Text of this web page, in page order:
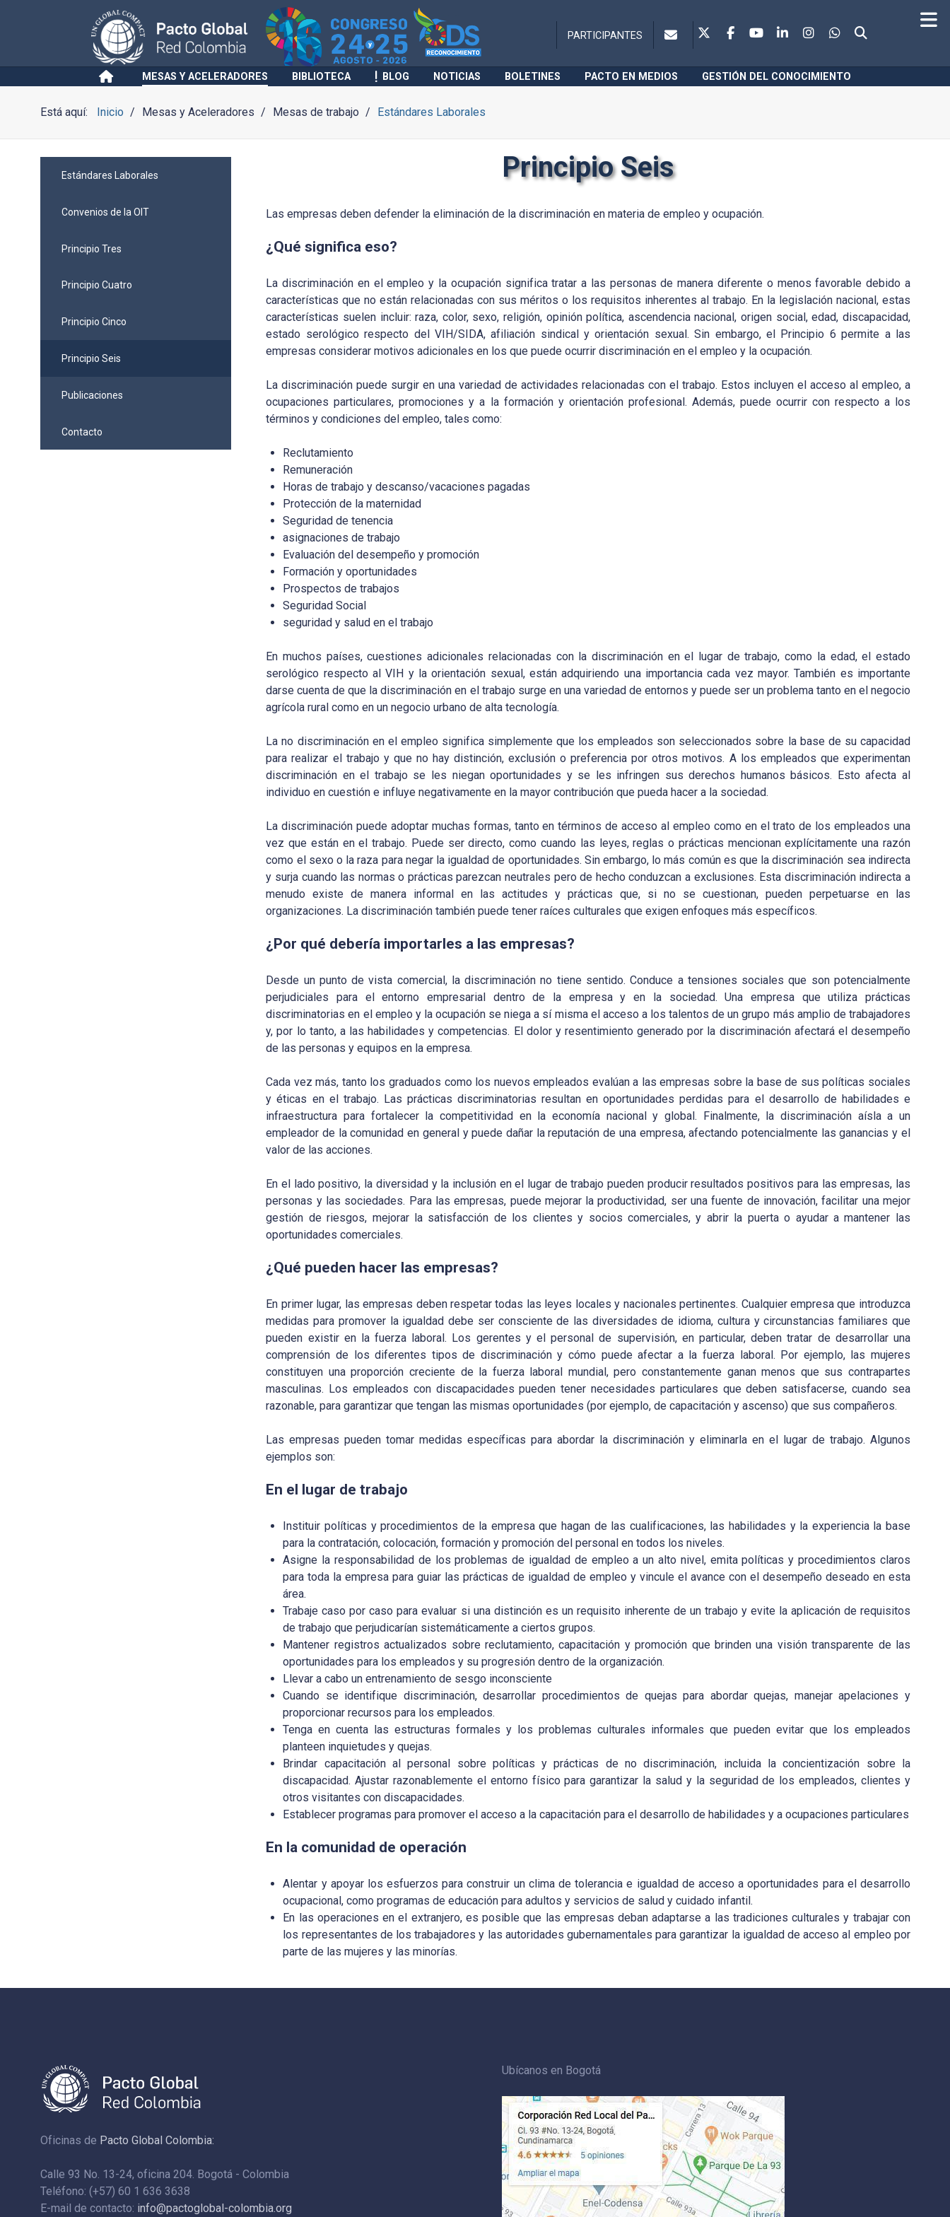
PARTICIPANTES
MESAS Y ACELERADORES BIBLIOTECA BLOG NOTICIAS BOLETINES PACTO EN MEDIOS GESTIÓN DEL CONOCIMIENTO
Está aquí: Inicio Mesas y Aceleradores Mesas de trabajo Estándares Laborales
Estándares Laborales
Convenios de la OIT
Principio Tres
Principio Cuatro
Principio Cinco
Principio Seis
Publicaciones
Contacto
Principio Seis
Las empresas deben defender la eliminación de la discriminación en materia de empleo y ocupación.
¿Qué significa eso?
La discriminación en el empleo y la ocupación significa tratar a las personas de manera diferente o menos favorable debido a
características que no están relacionadas con sus méritos o los requisitos inherentes al trabajo. En la legislación nacional, estas
características suelen incluir: raza, color, sexo, religión, opinión política, ascendencia nacional, origen social, edad, discapacidad,
estado serológico respecto del VIH/SIDA, afiliación sindical y orientación sexual. Sin embargo, el Principio 6 permite a las
empresas considerar motivos adicionales en los que puede ocurrir discriminación en el empleo y la ocupación.
La discriminación puede surgir en una variedad de actividades relacionadas con el trabajo. Estos incluyen el acceso al empleo, a
ocupaciones particulares, promociones y a la formación y orientación profesional. Además, puede ocurrir con respecto a los
términos y condiciones del empleo, tales como:
Reclutamiento
Remuneración
Horas de trabajo y descanso/vacaciones pagadas
Protección de la maternidad
Seguridad de tenencia
asignaciones de trabajo
Evaluación del desempeño y promoción
Formación y oportunidades
Prospectos de trabajos
Seguridad Social
seguridad y salud en el trabajo
En muchos países, cuestiones adicionales relacionadas con la discriminación en el lugar de trabajo, como la edad, el estado
serológico respecto al VIH y la orientación sexual, están adquiriendo una importancia cada vez mayor. También es importante
darse cuenta de que la discriminación en el trabajo surge en una variedad de entornos y puede ser un problema tanto en el negocio
agrícola rural como en un negocio urbano de alta tecnología.
La no discriminación en el empleo significa simplemente que los empleados son seleccionados sobre la base de su capacidad
para realizar el trabajo y que no hay distinción, exclusión o preferencia por otros motivos. A los empleados que experimentan
discriminación en el trabajo se les niegan oportunidades y se les infringen sus derechos humanos básicos. Esto afecta al
individuo en cuestión e influye negativamente en la mayor contribución que pueda hacer a la sociedad.
La discriminación puede adoptar muchas formas, tanto en términos de acceso al empleo como en el trato de los empleados una
vez que están en el trabajo. Puede ser directo, como cuando las leyes, reglas o prácticas mencionan explícitamente una razón
como el sexo o la raza para negar la igualdad de oportunidades. Sin embargo, lo más común es que la discriminación sea indirecta
y surja cuando las normas o prácticas parezcan neutrales pero de hecho conduzcan a exclusiones. Esta discriminación indirecta a
menudo existe de manera informal en las actitudes y prácticas que, si no se cuestionan, pueden perpetuarse en las
organizaciones. La discriminación también puede tener raíces culturales que exigen enfoques más específicos.
¿Por qué debería importarles a las empresas?
Desde un punto de vista comercial, la discriminación no tiene sentido. Conduce a tensiones sociales que son potencialmente
perjudiciales para el entorno empresarial dentro de la empresa y en la sociedad. Una empresa que utiliza prácticas
discriminatorias en el empleo y la ocupación se niega a sí misma el acceso a los talentos de un grupo más amplio de trabajadores
y, por lo tanto, a las habilidades y competencias. El dolor y resentimiento generado por la discriminación afectará el desempeño
de las personas y equipos en la empresa.
Cada vez más, tanto los graduados como los nuevos empleados evalúan a las empresas sobre la base de sus políticas sociales
y éticas en el trabajo. Las prácticas discriminatorias resultan en oportunidades perdidas para el desarrollo de habilidades e
infraestructura para fortalecer la competitividad en la economía nacional y global. Finalmente, la discriminación aísla a un
empleador de la comunidad en general y puede dañar la reputación de una empresa, afectando potencialmente las ganancias y el
valor de las acciones.
En el lado positivo, la diversidad y la inclusión en el lugar de trabajo pueden producir resultados positivos para las empresas, las
personas y las sociedades. Para las empresas, puede mejorar la productividad, ser una fuente de innovación, facilitar una mejor
gestión de riesgos, mejorar la satisfacción de los clientes y socios comerciales, y abrir la puerta o ayudar a mantener las
oportunidades comerciales.
¿Qué pueden hacer las empresas?
En primer lugar, las empresas deben respetar todas las leyes locales y nacionales pertinentes. Cualquier empresa que introduzca
medidas para promover la igualdad debe ser consciente de las diversidades de idioma, cultura y circunstancias familiares que
pueden existir en la fuerza laboral. Los gerentes y el personal de supervisión, en particular, deben tratar de desarrollar una
comprensión de los diferentes tipos de discriminación y cómo puede afectar a la fuerza laboral. Por ejemplo, las mujeres
constituyen una proporción creciente de la fuerza laboral mundial, pero constantemente ganan menos que sus contrapartes
masculinas. Los empleados con discapacidades pueden tener necesidades particulares que deben satisfacerse, cuando sea
razonable, para garantizar que tengan las mismas oportunidades (por ejemplo, de capacitación y ascenso) que sus compañeros.
Las empresas pueden tomar medidas específicas para abordar la discriminación y eliminarla en el lugar de trabajo. Algunos
ejemplos son:
En el lugar de trabajo
Instituir políticas y procedimientos de la empresa que hagan de las cualificaciones, las habilidades y la experiencia la base
para la contratación, colocación, formación y promoción del personal en todos los niveles.
Asigne la responsabilidad de los problemas de igualdad de empleo a un alto nivel, emita políticas y procedimientos claros
para toda la empresa para guiar las prácticas de igualdad de empleo y vincule el avance con el desempeño deseado en esta
área.
Trabaje caso por caso para evaluar si una distinción es un requisito inherente de un trabajo y evite la aplicación de requisitos
de trabajo que perjudicarían sistemáticamente a ciertos grupos.
Mantener registros actualizados sobre reclutamiento, capacitación y promoción que brinden una visión transparente de las
oportunidades para los empleados y su progresión dentro de la organización.
Llevar a cabo un entrenamiento de sesgo inconsciente
Cuando se identifique discriminación, desarrollar procedimientos de quejas para abordar quejas, manejar apelaciones y
proporcionar recursos para los empleados.
Tenga en cuenta las estructuras formales y los problemas culturales informales que pueden evitar que los empleados
planteen inquietudes y quejas.
Brindar capacitación al personal sobre políticas y prácticas de no discriminación, incluida la concientización sobre la
discapacidad. Ajustar razonablemente el entorno físico para garantizar la salud y la seguridad de los empleados, clientes y
otros visitantes con discapacidades.
Establecer programas para promover el acceso a la capacitación para el desarrollo de habilidades y a ocupaciones particulares
En la comunidad de operación
Alentar y apoyar los esfuerzos para construir un clima de tolerancia e igualdad de acceso a oportunidades para el desarrollo
ocupacional, como programas de educación para adultos y servicios de salud y cuidado infantil.
En las operaciones en el extranjero, es posible que las empresas deban adaptarse a las tradiciones culturales y trabajar con
los representantes de los trabajadores y las autoridades gubernamentales para garantizar la igualdad de acceso al empleo por
parte de las mujeres y las minorías.
Oficinas de Pacto Global Colombia:
Calle 93 No. 13-24, oficina 204. Bogotá - Colombia
Teléfono: (+57) 60 1 636 3638
E-mail de contacto: info@pactoglobal-colombia.org
Ubícanos en Bogotá